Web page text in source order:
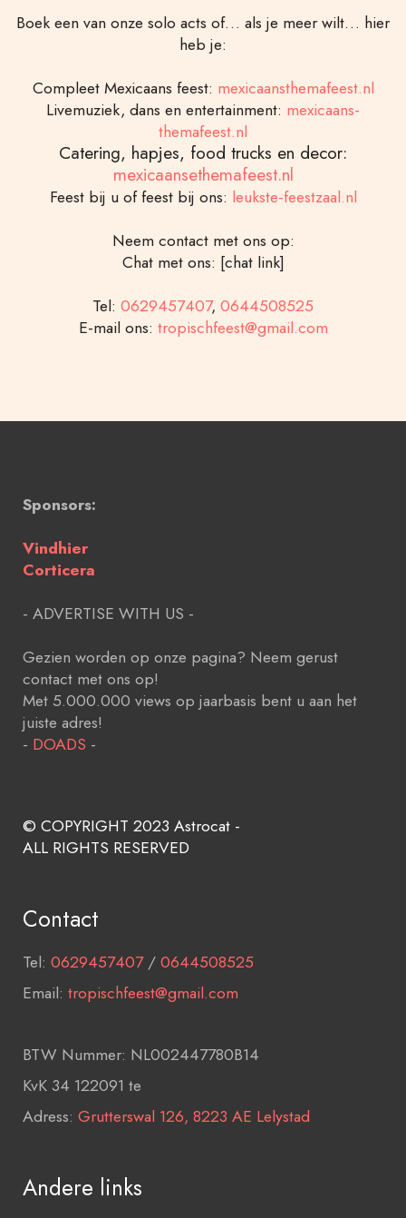
Boek een van onze solo acts of… als je meer wilt… hier
heb je:
Compleet Mexicaans feest: mexicaansthemafeest.nl
Livemuziek, dans en entertainment: mexicaans-
themafeest.nl
Catering, hapjes, food trucks en decor:
mexicaansethemafeest.nl
Feest bij u of feest bij ons: leukste-feestzaal.nl
Neem contact met ons op:
Chat met ons: [chat link]
Tel: 0629457407, 0644508525
E-mail ons: tropischfeest@gmail.com
Sponsors:
Vindhier
Corticera
- ADVERTISE WITH US -
Gezien worden op onze pagina? Neem gerust
contact met ons op!
Met 5.000.000 views op jaarbasis bent u aan het
juiste adres!
- DOADS -
© COPYRIGHT 2023 Astrocat -
ALL RIGHTS RESERVED
Contact
Tel: 0629457407/0644508525
Email: tropischfeest@gmail.com
BTW Nummer: NL002447780B14
KvK 34 122091 te
Adress: Grutterswal 126, 8223 AE Lelystad
Andere links